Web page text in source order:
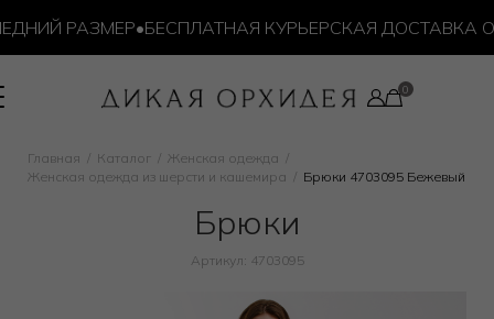
РАЗМЕР•БЕСПЛАТНАЯ КУРЬЕРСКАЯ ДОСТАВКА ОТ
Главная Каталог
Женская одежда
Женская одежда из шерсти и кашемира
Брюки 4703095 Бежевый
Брюки
Артикул: 4703095